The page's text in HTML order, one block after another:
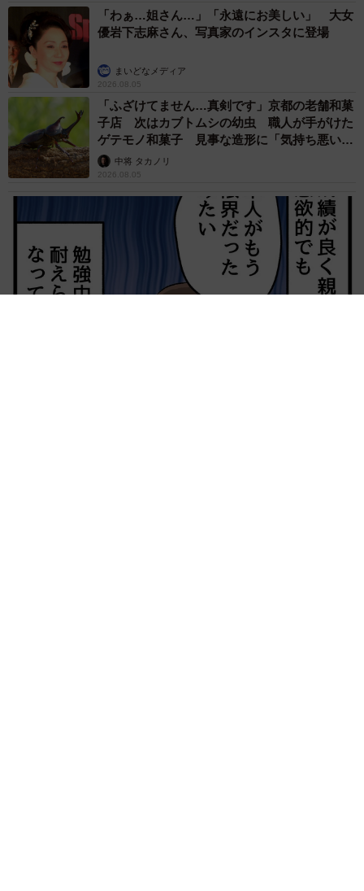
「わぁ…姐さん…」「永遠にお美しい」 大女
優岩下志麻さん、写真家のインスタに登場
まいどなメディア
2026.08.05
「ふざけてません…真剣です」京都の老舗和菓
子店 次はカブトムシの幼虫 職人が手がけた
ゲテモノ和菓子 見事な造形に「気持ち悪いく
らいリアル」
中将 タカノリ
2026.08.05